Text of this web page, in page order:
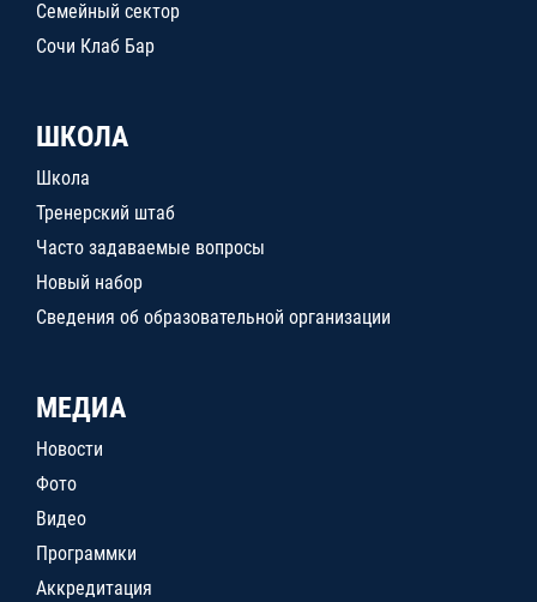
Семейный сектор
Сочи Клаб Бар
ШКОЛА
Школа
Тренерский штаб
Часто задаваемые вопросы
Новый набор
Сведения об образовательной организации
МЕДИА
Новости
Фото
Видео
Программки
Аккредитация